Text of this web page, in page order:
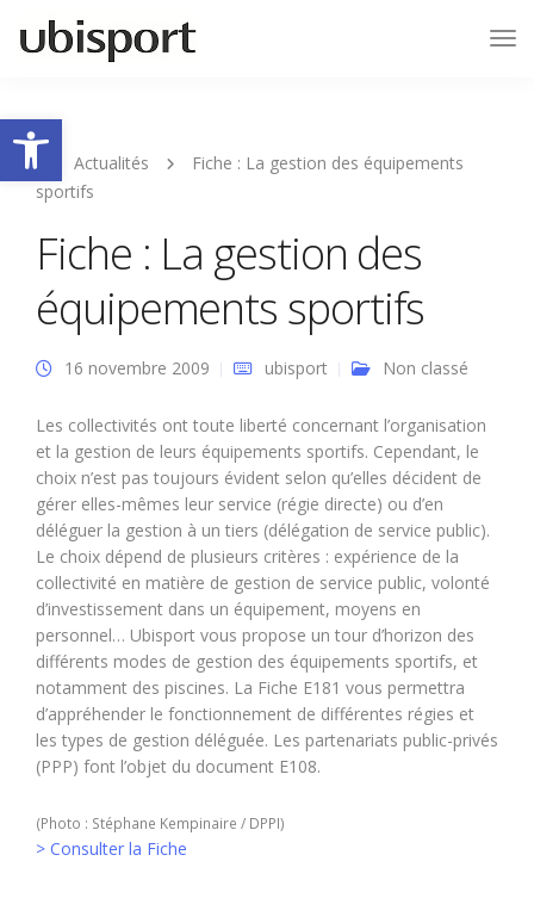
Ouvrir la barre d’outils
Actualités
Fiche : La gestion des équipements
sportifs
Fiche : La gestion des
équipements sportifs
16 novembre 2009 ubisport Non classé
Les collectivités ont toute liberté concernant l’organisation
et la gestion de leurs équipements sportifs. Cependant, le
choix n’est pas toujours évident selon qu’elles décident de
gérer elles-mêmes leur service (régie directe) ou d’en
déléguer la gestion à un tiers (délégation de service public).
Le choix dépend de plusieurs critères : expérience de la
collectivité en matière de gestion de service public, volonté
d’investissement dans un équipement, moyens en
personnel… Ubisport vous propose un tour d’horizon des
différents modes de gestion des équipements sportifs, et
notamment des piscines. La Fiche E181 vous permettra
d’appréhender le fonctionnement de différentes régies et
les types de gestion déléguée. Les partenariats public-privés
(PPP) font l’objet du document E108.
(Photo : Stéphane Kempinaire / DPPI)
> Consulter la Fiche